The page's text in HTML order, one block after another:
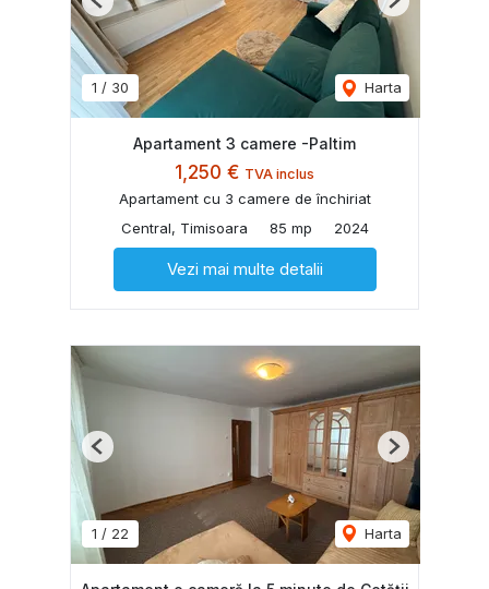
1 / 30 Harta
Previous Next
Apartament 3 camere -Paltim
1,250 € TVA inclus
Apartament cu 3 camere de închiriat
Central, Timisoara
85 mp 2024
Vezi mai multe detalii
1 / 22 Harta
Previous Next